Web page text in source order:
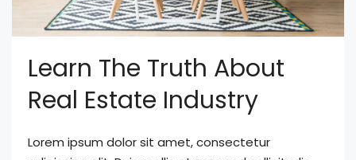
Learn The Truth About
Real Estate Industry
Lorem ipsum dolor sit amet, consectetur